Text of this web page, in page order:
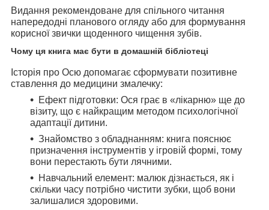
Видання рекомендоване для спільного читання
напередодні планового огляду або для формування
корисної звички щоденного чищення зубів.
Чому ця книга має бути в домашній бібліотеці
Історія про Осю допомагає сформувати позитивне
ставлення до медицини змалечку:
Ефект підготовки: Ося грає в «лікарню» ще до
візиту, що є найкращим методом психологічної
адаптації дитини.
Знайомство з обладнанням: книга пояснює
призначення інструментів у ігровій формі, тому
вони перестають бути лячними.
Навчальний елемент: малюк дізнається, як і
скільки часу потрібно чистити зубки, щоб вони
залишалися здоровими.